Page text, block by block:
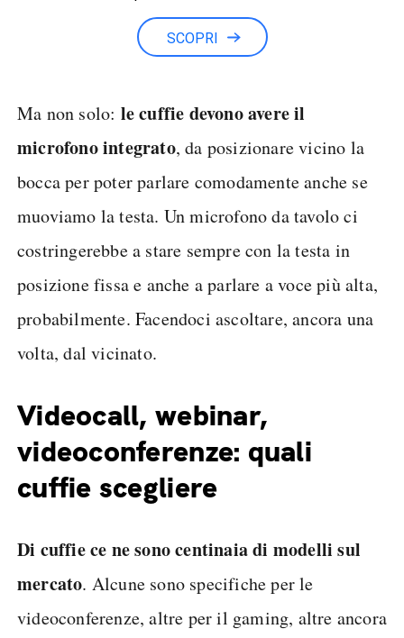
SCOPRI
Ma non solo: le cuffie devono avere il
microfono integrato, da posizionare vicino la
bocca per poter parlare comodamente anche se
muoviamo la testa. Un microfono da tavolo ci
costringerebbe a stare sempre con la testa in
posizione fissa e anche a parlare a voce più alta,
probabilmente. Facendoci ascoltare, ancora una
volta, dal vicinato.
Videocall, webinar,
videoconferenze: quali
cuffie scegliere
Di cuffie ce ne sono centinaia di modelli sul
mercato. Alcune sono specifiche per le
videoconferenze, altre per il gaming, altre ancora